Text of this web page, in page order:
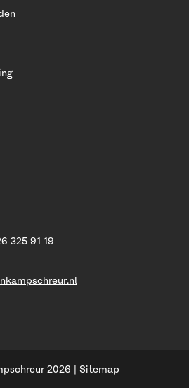
325 91 19
2026 |Sitemap